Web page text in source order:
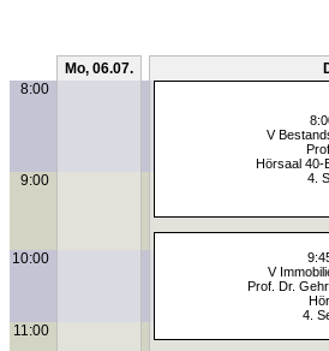
Mo, 06.07.
8:00
V
Hörsaal 40-
4.
9:00
V
Prof. Dr.
4.
10:00
11:00